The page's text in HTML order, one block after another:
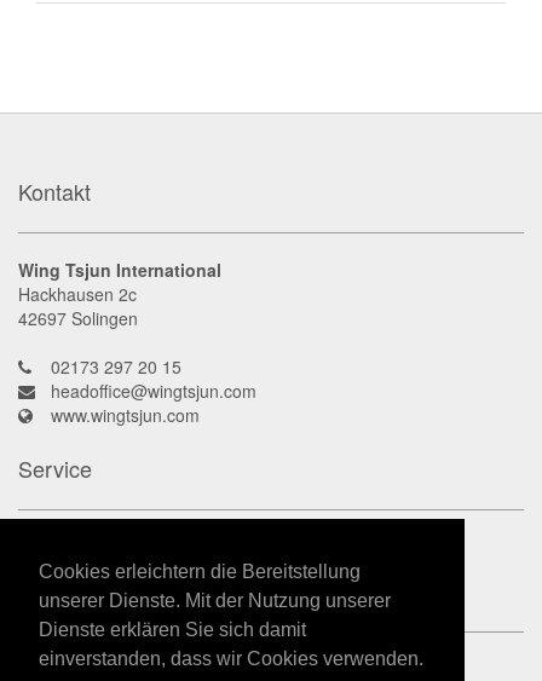
Cookies erleichtern die Bereitstellung
unserer Dienste. Mit der Nutzung unserer
Dienste erklären Sie sich damit
einverstanden, dass wir Cookies verwenden.
Kontakt
Wing Tsjun International
Hackhausen 2c
42697 Solingen
02173 297 20 15
headoffice@wingtsjun.com
www.wingtsjun.com
Service
Datenschutz
Impressum